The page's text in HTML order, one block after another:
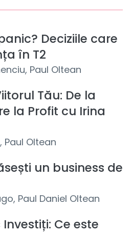
Deciziile care
în T2
Paul Oltean
Tău: De la
la Profit cu Irina
Paul Oltean
un business de
Paul Daniel Oltean
Ce este